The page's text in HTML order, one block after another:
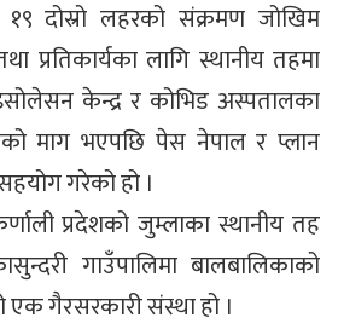
दोस्रो लहरको संक्रमण जोखिम
प्रतिकार्यका लागि स्थानीय तहमा
केन्द्र र कोभिड अस्पतालका
माग भएपछि पेस नेपाल र प्लान
गरेको हो ।
प्रदेशको जुम्लाका स्थानीय तह
गाउँपालिमा बालबालिकाको
एक गैरसरकारी संस्था हो ।